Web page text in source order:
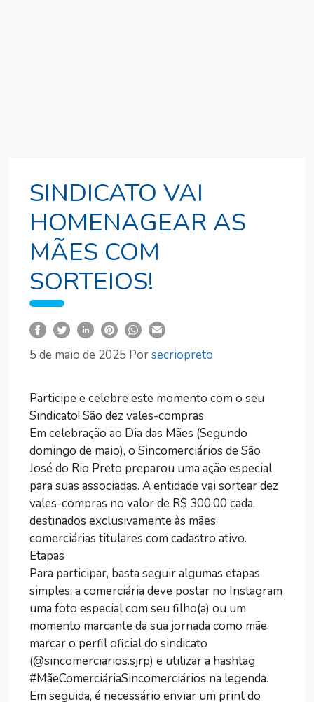
SINDICATO VAI
HOMENAGEAR AS
MÃES COM
SORTEIOS!
5 de maio de 2025 Porsecriopreto
Participe e celebre este momento com o seu
Sindicato! São dez vales-compras
Em celebração ao Dia das Mães (Segundo
domingo de maio), o Sincomerciários de São
José do Rio Preto preparou uma ação especial
para suas associadas. A entidade vai sortear dez
vales-compras no valor de R$ 300,00 cada,
destinados exclusivamente às mães
comerciárias titulares com cadastro ativo.
Etapas
Para participar, basta seguir algumas etapas
simples: a comerciária deve postar no Instagram
uma foto especial com seu filho(a) ou um
momento marcante da sua jornada como mãe,
marcar o perfil oficial do sindicato
(@sincomerciarios.sjrp) e utilizar a hashtag
#MãeComerciáriaSincomerciários na legenda.
Em seguida, é necessário enviar um print do